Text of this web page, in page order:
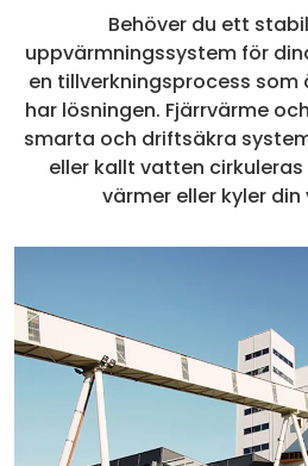
Behöver du ett
uppvärmningssystem för
en tillverkningsprocess som
har lösningen. Fjärrvärme
smarta och driftsäkra
eller kallt vatten
värmer eller kyler